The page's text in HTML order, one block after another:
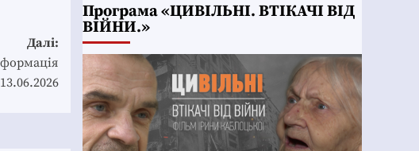
Далі:
Програма «ЦИВІЛЬНІ. ВТІКАЧІ ВІД
ВІЙНИ.»